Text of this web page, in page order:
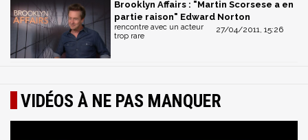
Brooklyn Affairs : "Martin Scorsese a en
partie raison" Edward Norton
27/04/2011, 15:26
rencontre avec un acteur
trop rare
VIDÉOS À NE PAS MANQUER